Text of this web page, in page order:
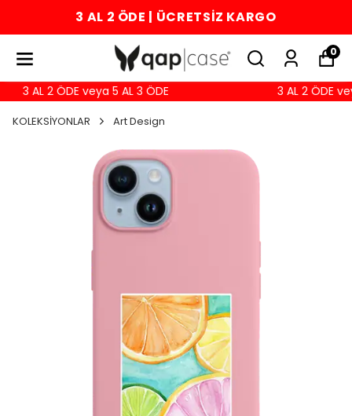
3 AL 2 ÖDE | ÜCRETSİZ KARGO
0
3 AL 2 ÖDE veya 5 AL 3 ÖDE 3 AL 2 ÖDE
KOLEKSİYONLAR Art Design